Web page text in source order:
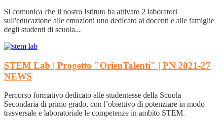
Si comunica che il nostro Istituto ha attivato 2 laboratori
sull'educazione alle emozioni uno dedicato ai docenti e alle famiglie
degli studenti di scuola...
STEM Lab | Progetto "OrienTalenti" | PN 2021-27
NEWS
Percorso formativo dedicato alle studentesse della Scuola
Secondaria di primo grado, con l’obiettivo di potenziare in modo
trasversale e laboratoriale le competenze in ambito STEM.